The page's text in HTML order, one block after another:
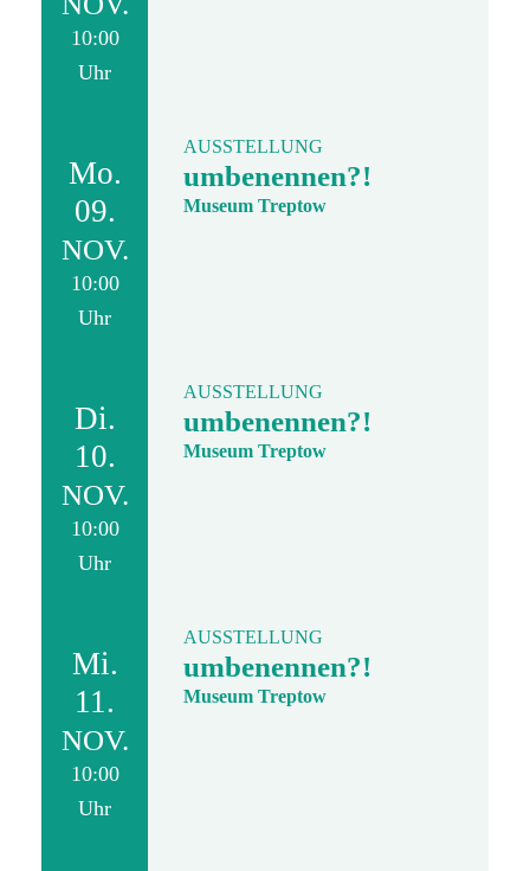
10:00
Uhr
Mo.
09.
NOV.
10:00
Uhr
AUSSTELLUNG
umbenennen?!
Museum Treptow
Di.
10.
NOV.
10:00
Uhr
AUSSTELLUNG
umbenennen?!
Museum Treptow
Mi.
11.
NOV.
10:00
Uhr
AUSSTELLUNG
umbenennen?!
Museum Treptow